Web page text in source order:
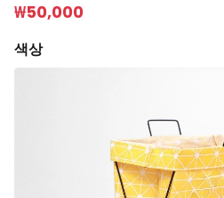
₩50,000
색상